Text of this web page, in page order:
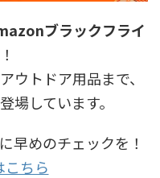
ブラックフライ
ウトドア用品まで、
場しています。
早めのチェックを！
こちら